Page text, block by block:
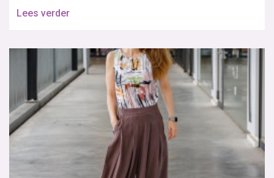
Lees verder